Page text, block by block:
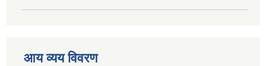
आय व्यय विवरण